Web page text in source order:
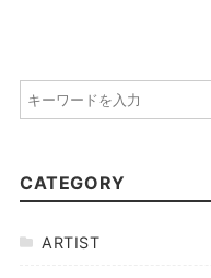
CATEGORY
ARTIST